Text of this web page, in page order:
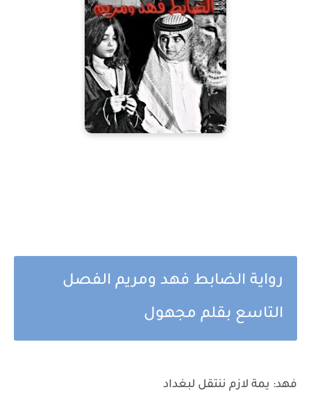
رواية الضابط فهد ومريم الفصل
التاسع بقلم مجهول
فهد: يمة لازم ننتقل لبغداد